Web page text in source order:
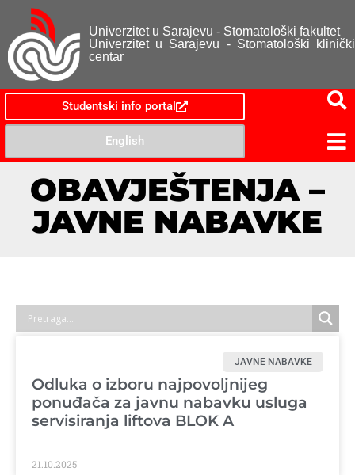
Univerzitet u Sarajevu - Stomatološki fakultet
Univerzitet u Sarajevu - Stomatološki klinički
centar
Studentski info portal
English
OBAVJEŠTENJA –
JAVNE NABAVKE
JAVNE NABAVKE
Odluka o izboru najpovoljnijeg
ponuđača za javnu nabavku usluga
servisiranja liftova BLOK A
21.10.2025